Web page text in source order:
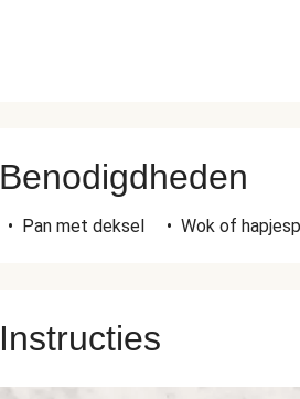
Benodigdheden
• Pan met deksel • Wok of
Instructies